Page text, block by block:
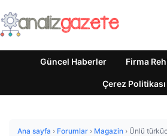
Güncel Haberler Firma
Çerez Politikası
Ana sayfa › Forumlar › Magazin › Ünlü